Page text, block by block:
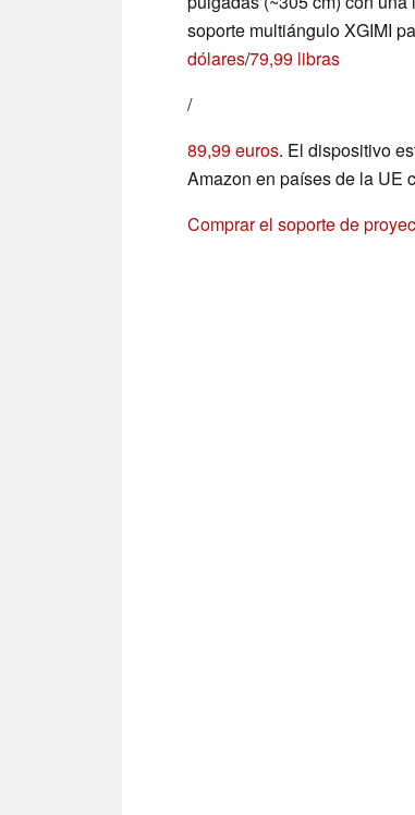
soporte multiángulo XGIMI
dólares/79,99 libras
/
89,99 euros. El dispositivo
Amazon en países de la UE
Comprar el soporte de